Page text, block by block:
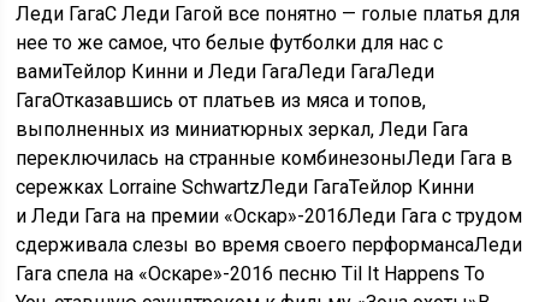
Леди ГагаС Леди Гагой все понятно — голые платья для
нее то же самое, что белые футболки для нас с
вамиТейлор Кинни и Леди ГагаЛеди ГагаЛеди
ГагаОтказавшись от платьев из мяса и топов,
выполненных из миниатюрных зеркал, Леди Гага
переключилась на странные комбинезоныЛеди Гага в
сережках Lorraine SchwartzЛеди ГагаТейлор Кинни
и Леди Гага на премии «Оскар»-2016Леди Гага с трудом
сдерживала слезы во время своего перформансаЛеди
Гага спела на «Оскаре»-2016 песню Til It Happens To